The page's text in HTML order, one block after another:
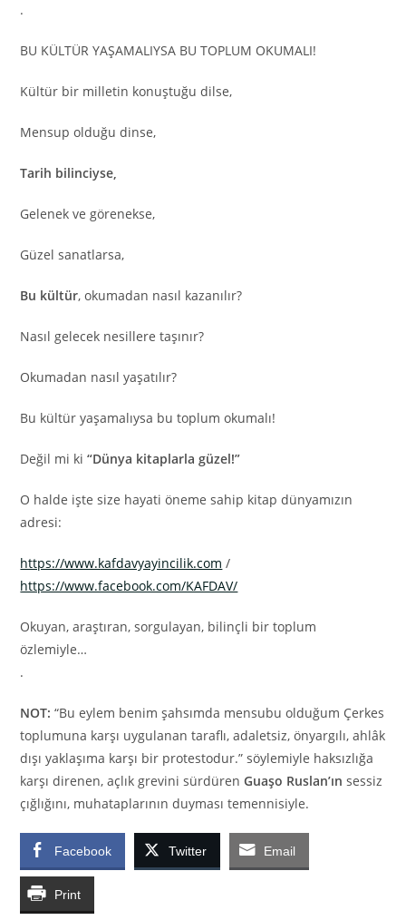
.
BU KÜLTÜR YAŞAMALIYSA BU TOPLUM OKUMALI!
Kültür bir milletin konuştuğu dilse,
Mensup olduğu dinse,
Tarih bilinciyse,
Gelenek ve görenekse,
Güzel sanatlarsa,
Bu kültür, okumadan nasıl kazanılır?
Nasıl gelecek nesillere taşınır?
Okumadan nasıl yaşatılır?
Bu kültür yaşamalıysa bu toplum okumalı!
Değil mi ki“Dünya kitaplarla güzel!”
O halde işte size hayati öneme sahip kitap dünyamızın
adresi:
https://www.kafdavyayincilik.com /
https://www.facebook.com/KAFDAV/
Okuyan, araştıran, sorgulayan, bilinçli bir toplum
özlemiyle…
.
NOT: “Bu eylem benim şahsımda mensubu olduğum Çerkes
toplumuna karşı uygulanan taraflı, adaletsiz, önyargılı, ahlâk
dışı yaklaşıma karşı bir protestodur.” söylemiyle haksızlığa
karşı direnen, açlık grevini sürdürenGuaşo Ruslan’ın sessiz
çığlığını, muhataplarının duyması temennisiyle.
Facebook Twitter Email
Print